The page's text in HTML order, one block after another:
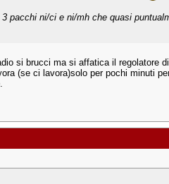
pacchi ni/ci e ni/mh che quasi
si brucci ma si affatica il regolatore
(se ci lavora)solo per pochi minuti